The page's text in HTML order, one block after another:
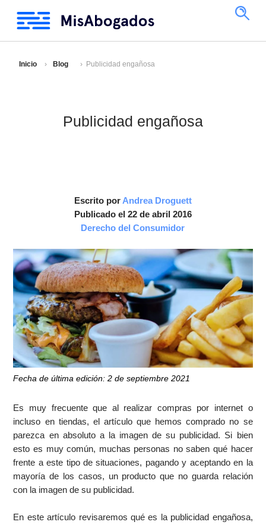
Inicio Blog Publicidad engañosa
Publicidad engañosa
Escrito por Andrea Droguett
Publicado el 22 de abril 2016
Derecho del Consumidor
Fecha de última edición: 2 de septiembre 2021
Es muy frecuente que al realizar compras por internet o
incluso en tiendas, el artículo que hemos comprado no se
parezca en absoluto a la imagen de su publicidad. Si bien
esto es muy común, muchas personas no saben qué hacer
frente a este tipo de situaciones, pagando y aceptando en la
mayoría de los casos, un producto que no guarda relación
con la imagen de su publicidad.
En este artículo revisaremos qué es la publicidad engañosa,